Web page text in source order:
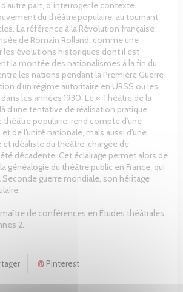
part, d’interroger le contexte
du théâtre populaire, au tournant
La référence à la Révolution française
de Romain Rolland, comme une
les évolutions historiques dont il est
la montée des nationalismes à la fin du
les nations pendant la Première Guerre
d’un régime autoritaire en URSS ou les
les années 1930. Le « Théâtre de la
d’une tentative de réalisation pratique
théâtre populaire, rend compte d’une
de l’unité nationale, mais aussi d’une
idéaliste du théâtre, chargée de
décadente. Cet éclairage permet alors de
généalogie du théâtre public en France, qui
Seconde guerre mondiale, son héritage
de conférences en Études théâtrales
2.
Pinterest